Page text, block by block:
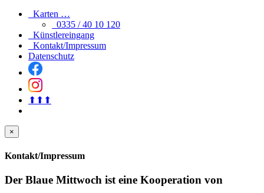
Karten …
0335 / 40 10 120
Künstlereingang
Kontakt/Impressum
Datenschutz
⬆︎⬆︎⬆︎
×
Kontakt/Impressum
Der Blaue Mittwoch ist eine Kooperation von